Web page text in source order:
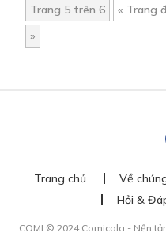
Trang 5 trên 6 « Trang
»
Trang chủ Về
Hỏi &
COMI © 2024 Comicola - Nền